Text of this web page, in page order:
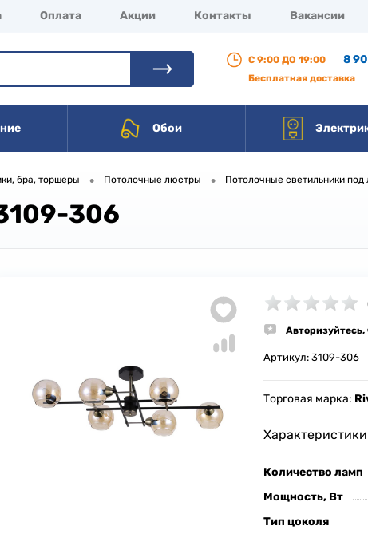
Оплата Акции Контакты Вакансии
С 9:00 ДО 19:00 8
Бесплатная доставка
Обои
бра, торшеры • Потолочные люстры • Потолочные светильники под
306
Артикул: 3109-306
Торговая марка:
Количество ламп
Мощность, Вт
Тип цоколя